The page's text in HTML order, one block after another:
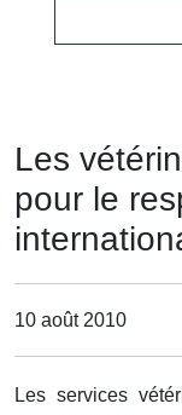
Les
pour le
10 août 2010
Les services